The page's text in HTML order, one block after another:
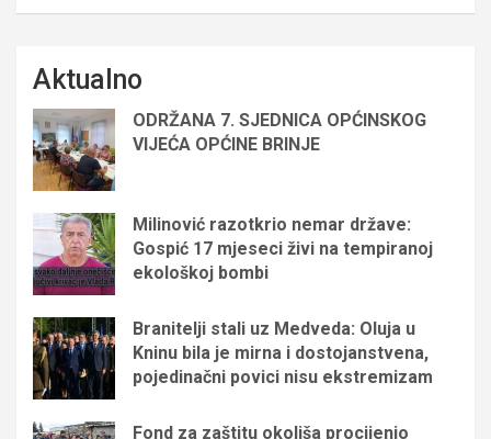
Aktualno
ODRŽANA 7. SJEDNICA OPĆINSKOG
VIJEĆA OPĆINE BRINJE
Milinović razotkrio nemar države:
Gospić 17 mjeseci živi na tempiranoj
ekološkoj bombi
Branitelji stali uz Medveda: Oluja u
Kninu bila je mirna i dostojanstvena,
pojedinačni povici nisu ekstremizam
Fond za zaštitu okoliša procijenio